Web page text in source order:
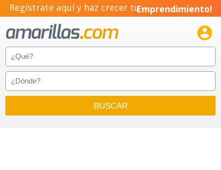
Regístrate aquí y haz crecer tuEmprendimiento!
